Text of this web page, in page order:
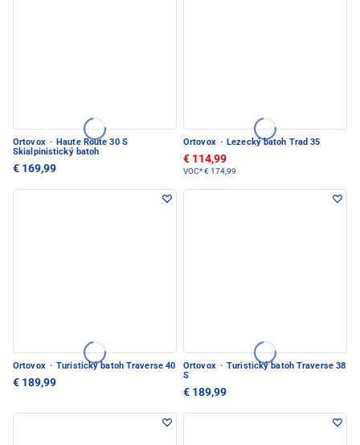
Ortovox · Haute Route 30 S
Skialpinistický batoh
€ 169,99
Ortovox · Lezecký batoh Trad 35
€ 114,99
VOC*€ 174,99
Ortovox · Turistický batoh Traverse 40
€ 189,99
Ortovox · Turistický batoh Traverse 38
S
€ 189,99